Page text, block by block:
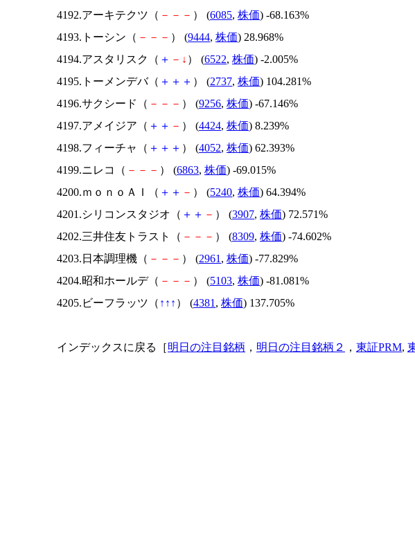
4192.アーキテクツ（ － － － ） (6085, 株価) -68.163%
4193.トーシン（ － － － ） (9444, 株価) 28.968%
4194.アスタリスク（ ＋ － ↓ ） (6522, 株価) -2.005%
4195.トーメンデバ（ ＋ ＋ ＋ ） (2737, 株価) 104.281%
4196.サクシード（ － － － ） (9256, 株価) -67.146%
4197.アメイジア（ ＋ ＋ － ） (4424, 株価) 8.239%
4198.フィーチャ（ ＋ ＋ ＋ ） (4052, 株価) 62.393%
4199.ニレコ（ － － － ） (6863, 株価) -69.015%
4200.ｍｏｎｏＡＩ（ ＋ ＋ － ） (5240, 株価) 64.394%
4201.シリコンスタジオ（ ＋ ＋ － ） (3907, 株価) 72.571%
4202.三井住友トラスト（ － － － ） (8309, 株価) -74.602%
4203.日本調理機（ － － － ） (2961 , 株価) -77.829%
4204.昭和ホールデ（ － － － ） (5103, 株価) -81.081%
4205.ビーフラッツ（ ↑ ↑ ↑ ） (4381 , 株価) 137.705%
インデックスに戻る［明日の注目銘柄 ， 明日の注目銘柄２ ， 東証PRM,